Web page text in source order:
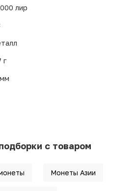
лир
г
с товаром
Монеты Азии